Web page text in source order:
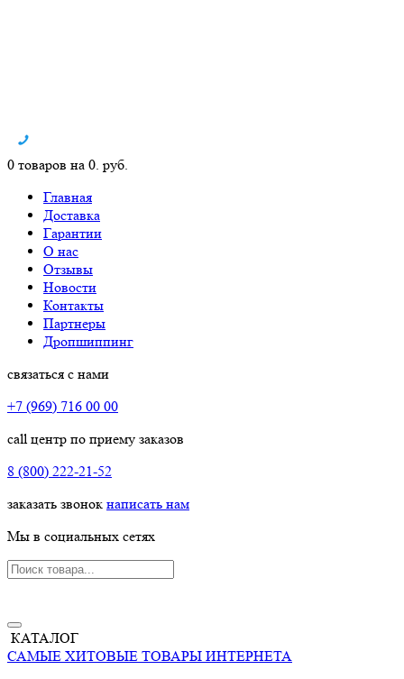
0 товаров на 0. руб.
Главная
Доставка
Гарантии
О нас
Отзывы
Новости
Контакты
Партнеры
Дропшиппинг
связаться с нами
+7 (969) 716 00 00
call центр по приему заказов
8 (800) 222-21-52
заказать звонок написать нам
Мы в социальных сетях
КАТАЛОГ
САМЫЕ ХИТОВЫЕ ТОВАРЫ ИНТЕРНЕТА